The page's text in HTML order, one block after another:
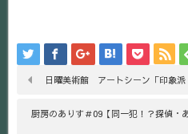
日曜美術館 アートシーン「印象
厨房のありす＃09【同一犯！？探偵